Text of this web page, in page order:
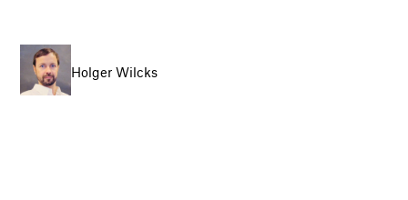
Holger Wilcks